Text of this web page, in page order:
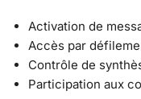
Activation de
Accès par
Contrôle de
Participation aux